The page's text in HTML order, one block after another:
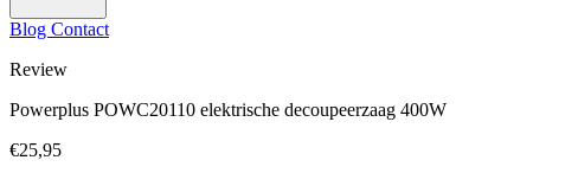
Blog Contact
Review
Powerplus POWC20110 elektrische decoupeerzaag 400W
€25,95